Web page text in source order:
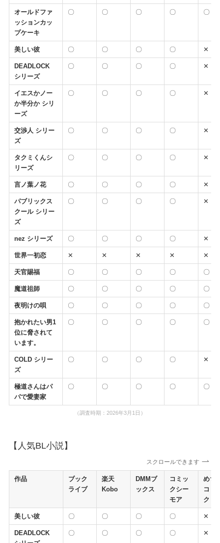
オールドファ
ッションカッ
プケーキ
〇 〇 〇 〇 〇
美しい彼 〇 〇 〇 〇 ✕
DEADLOCK
シリーズ
〇 〇 〇 〇 ✕
イエスかノー
か半分か シリ
ーズ
〇 〇 〇 〇 ✕
交渉人 シリー
ズ
〇 〇 〇 〇 ✕
タクミくんシ
リーズ
〇 〇 〇 〇 ✕
言ノ葉ノ花 〇 〇 〇 〇 ✕
パブリックス
クール シリー
ズ
〇 〇 〇 〇 ✕
nez シリーズ 〇 〇 〇 〇 ✕
世界一初恋 ✕ ✕ ✕ ✕ ✕
天官賜福 〇 〇 〇 〇 〇
魔道祖師 〇 〇 〇 〇 〇
夜明けの唄 〇 〇 〇 〇 〇
抱かれたい男1
位に脅されて
います。
〇 〇 〇 〇 〇
COLD シリー
ズ
〇 〇 〇 〇 ✕
極道さんはパ
パで愛妻家
〇 〇 〇 〇 〇
（調査時期：2026年3月1日）
【人気BL小説】
スクロールできます
作品
ブック
ライブ
楽天
Kobo
DMMブ
ックス
コミッ
クシー
モア
めち
コミ
ク
美しい彼 〇 〇 〇 〇 ✕
DEADLOCK
〇 〇 〇 〇 ✕